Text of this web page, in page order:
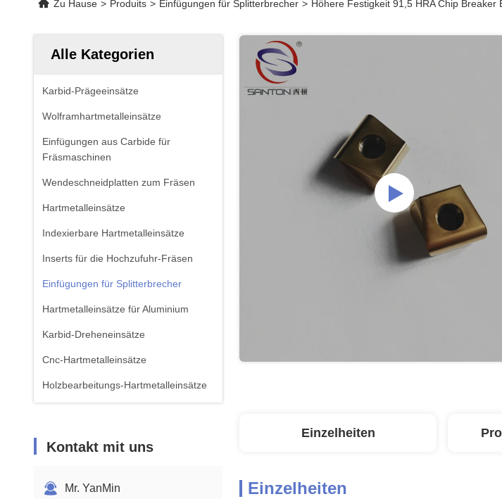
Zu Hause > Produits > Einfügungen für Splitterbrecher > Höhere Festigkeit 91,5 HRA Chip
Alle Kategorien
Karbid-Prägeeinsätze
Wolframhartmetalleinsätze
Einfügungen aus Carbide für
Fräsmaschinen
Wendeschneidplatten zum Fräsen
Hartmetalleinsätze
Indexierbare Hartmetalleinsätze
Inserts für die Hochzufuhr-Fräsen
Einfügungen für Splitterbrecher
Hartmetalleinsätze für Aluminium
Karbid-Dreheneinsätze
Cnc-Hartmetalleinsätze
Holzbearbeitungs-Hartmetalleinsätze
Kontakt mit uns
Mr. YanMin
Einzelheiten
Einzelheiten